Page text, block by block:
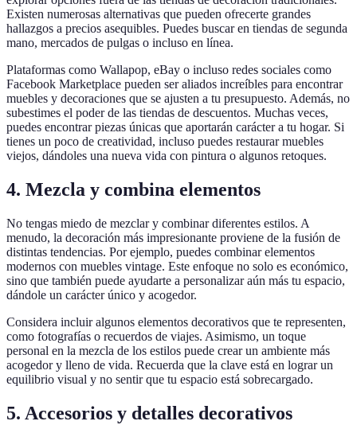
Existen numerosas alternativas que pueden ofrecerte grandes
hallazgos a precios asequibles. Puedes buscar en tiendas de segunda
mano, mercados de pulgas o incluso en línea.
Plataformas como Wallapop, eBay o incluso redes sociales como
Facebook Marketplace pueden ser aliados increíbles para encontrar
muebles y decoraciones que se ajusten a tu presupuesto. Además, no
subestimes el poder de las tiendas de descuentos. Muchas veces,
puedes encontrar piezas únicas que aportarán carácter a tu hogar. Si
tienes un poco de creatividad, incluso puedes restaurar muebles
viejos, dándoles una nueva vida con pintura o algunos retoques.
4. Mezcla y combina elementos
No tengas miedo de mezclar y combinar diferentes estilos. A
menudo, la decoración más impresionante proviene de la fusión de
distintas tendencias. Por ejemplo, puedes combinar elementos
modernos con muebles vintage. Este enfoque no solo es económico,
sino que también puede ayudarte a personalizar aún más tu espacio,
dándole un carácter único y acogedor.
Considera incluir algunos elementos decorativos que te representen,
como fotografías o recuerdos de viajes. Asimismo, un toque
personal en la mezcla de los estilos puede crear un ambiente más
acogedor y lleno de vida. Recuerda que la clave está en lograr un
equilibrio visual y no sentir que tu espacio está sobrecargado.
5. Accesorios y detalles decorativos